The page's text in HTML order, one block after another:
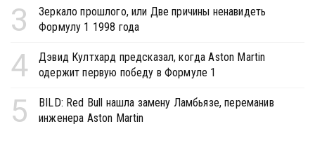
3
Зеркало прошлого, или Две причины ненавидеть
Формулу 1 1998 года
4
Дэвид Култхард предсказал, когда Aston Martin
одержит первую победу в Формуле 1
5
BILD: Red Bull нашла замену Ламбьязе, переманив
инженера Aston Martin